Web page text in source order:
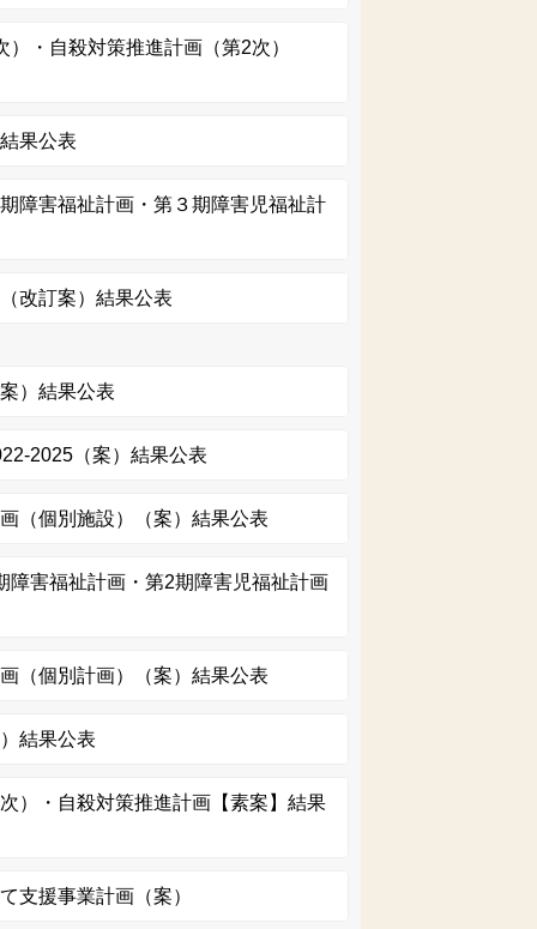
・自殺対策推進計画（第2次）
果公表
障害福祉計画・第３期障害児福祉計
改訂案）結果公表
）結果公表
2025（案）結果公表
（個別施設）（案）結果公表
障害福祉計画・第2期障害児福祉計画
（個別計画）（案）結果公表
結果公表
）・自殺対策推進計画【素案】結果
支援事業計画（案）